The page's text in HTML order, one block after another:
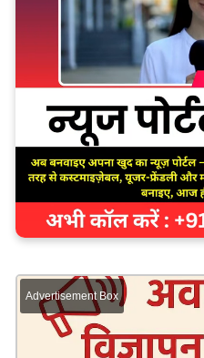
Advertisement Box